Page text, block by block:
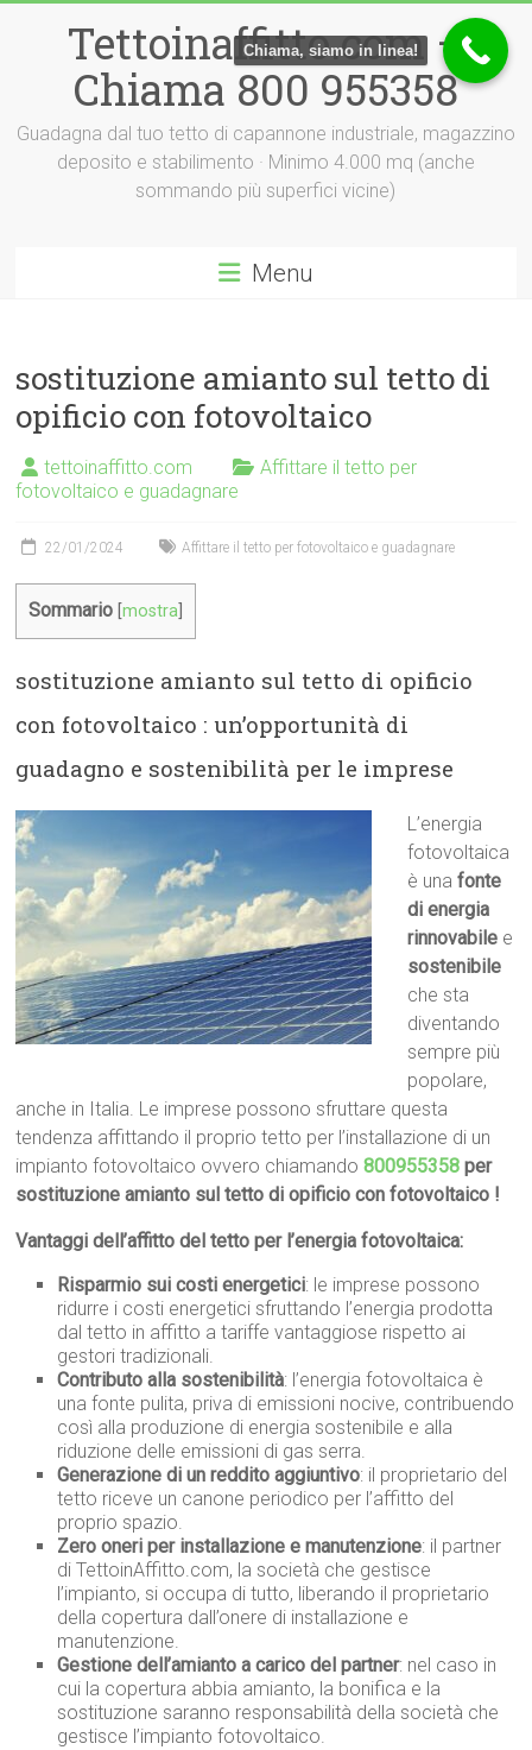
contenutoTettoinaffitto.com –
Chiama 800 955358
Guadagna dal tuo tetto di capannone industriale, magazzino
deposito e stabilimento · Minimo 4.000 mq (anche
sommando più superfici vicine)
Menu
sostituzione amianto sul tetto di
opificio con fotovoltaico
tettoinaffitto.com
Affittare il tetto per
fotovoltaico e guadagnare
22/01/2024 Affittare il tetto per fotovoltaico e guadagnare
Sommario [mostra
sostituzione amianto sul tetto di opificio
con fotovoltaico : un’opportunità di
guadagno e sostenibilità per le imprese
L’energia
fotovoltaica
è unafonte
di energia
rinnovabile e
sostenibile
che sta
diventando
sempre più
popolare,
anche in Italia. Le imprese possono sfruttare questa
tendenza affittando il proprio tetto per l’installazione di un
impianto fotovoltaico ovvero chiamando800955358 per
sostituzione amianto sul tetto di opificio con fotovoltaico !
Vantaggi dell’affitto del tetto per l’energia fotovoltaica:
Risparmio sui costi energetici: le imprese possono
ridurre i costi energetici sfruttando l’energia prodotta
dal tetto in affitto a tariffe vantaggiose rispetto ai
gestori tradizionali.
Contributo alla sostenibilità: l’energia fotovoltaica è
una fonte pulita, priva di emissioni nocive, contribuendo
così alla produzione di energia sostenibile e alla
riduzione delle emissioni di gas serra.
Generazione di un reddito aggiuntivo: il proprietario del
tetto riceve un canone periodico per l’affitto del
proprio spazio.
Zero oneri per installazione e manutenzione: il partner
di TettoinAffitto.com, la società che gestisce
l’impianto, si occupa di tutto, liberando il proprietario
della copertura dall’onere di installazione e
manutenzione.
Gestione dell’amianto a carico del partner: nel caso in
cui la copertura abbia amianto, la bonifica e la
sostituzione saranno responsabilità della società che
gestisce l’impianto fotovoltaico.
Chiama, siamo in linea!